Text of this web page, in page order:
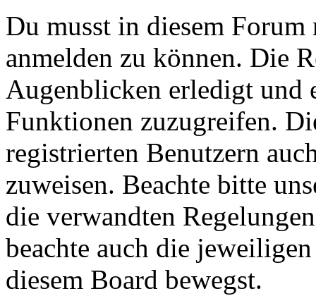
Du musst in diesem
anmelden zu können. Die
Augenblicken erledigt und
Funktionen zuzugreifen.
registrierten Benutzern
zuweisen. Beachte bitte
die verwandten
beachte auch die
diesem Board bewegst.